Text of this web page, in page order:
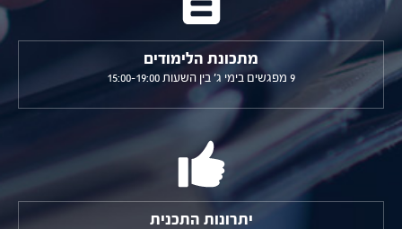
מתכונת הלימודים
9 מפגשים בימי ג' בין השעות 15:00-19:00
יתרונות התכנית